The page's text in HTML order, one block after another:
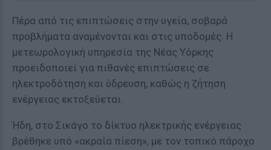
Πέρα από τις επιπτώσεις στην υγεία, σοβαρά
προβλήματα αναμένονται και στις υποδομές. Η
μετεωρολογική υπηρεσία της Νέας Υόρκης
προειδοποιεί για πιθανές επιπτώσεις σε
ηλεκτροδότηση και ύδρευση, καθώς η ζήτηση
ενέργειας εκτοξεύεται.
Ήδη, στο Σικάγο το δίκτυο ηλεκτρικής ενέργειας
βρέθηκε υπό «ακραία πίεση», με τον τοπικό πάροχο